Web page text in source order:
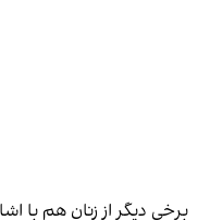
برخی دیگر از زنان هم با